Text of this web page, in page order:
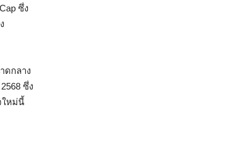
ซึ่ง
ดกลาง
ซึ่ง
ใหม่นี้